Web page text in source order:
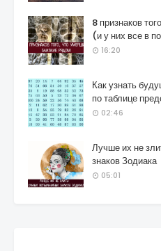
8 признаков
(и у них все в
16:20
Как узнать
по таблице
02:46
Лучше их не
знаков Зодиака
05:01